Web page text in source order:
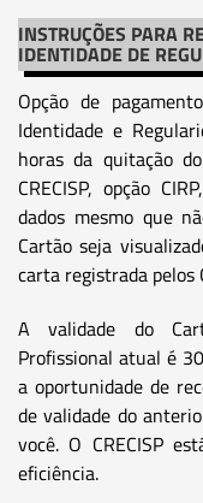
INSTRUÇÕES PARA
IDENTIDADE DE
Opção de
Identidade e
horas da quitação
CRECISP, opção
dados mesmo que
Cartão seja
carta registrada pelos
A validade do
Profissional atual é
a oportunidade de
de validade do
você. O CRECISP
eficiência.